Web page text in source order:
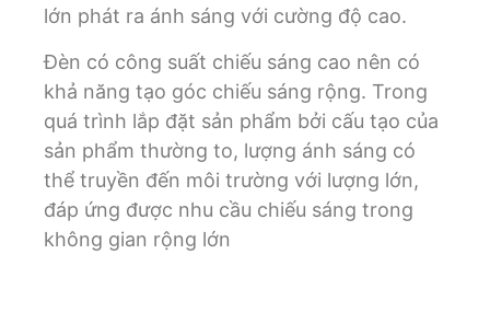
lớn phát ra ánh sáng với cường độ cao.
Đèn có công suất chiếu sáng cao nên có
khả năng tạo góc chiếu sáng rộng. Trong
quá trình lắp đặt sản phẩm bởi cấu tạo của
sản phẩm thường to, lượng ánh sáng có
thể truyền đến môi trường với lượng lớn,
đáp ứng được nhu cầu chiếu sáng trong
không gian rộng lớn